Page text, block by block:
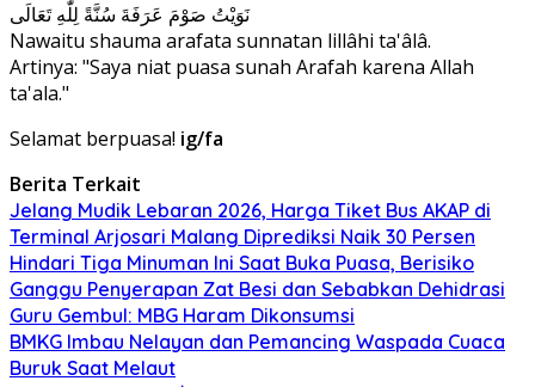
نَوَيْتُ صَوْمَ عَرَفَةَ سُنَّةً لِلّٰهِ تَعَالَى
Nawaitu shauma arafata sunnatan lillâhi ta'âlâ.
Artinya: "Saya niat puasa sunah Arafah karena Allah
ta'ala."
Selamat berpuasa! ig/fa
Berita Terkait
Jelang Mudik Lebaran 2026, Harga Tiket Bus AKAP di
Terminal Arjosari Malang Diprediksi Naik 30 Persen
Hindari Tiga Minuman Ini Saat Buka Puasa, Berisiko
Ganggu Penyerapan Zat Besi dan Sebabkan Dehidrasi
Guru Gembul: MBG Haram Dikonsumsi
BMKG Imbau Nelayan dan Pemancing Waspada Cuaca
Buruk Saat Melaut